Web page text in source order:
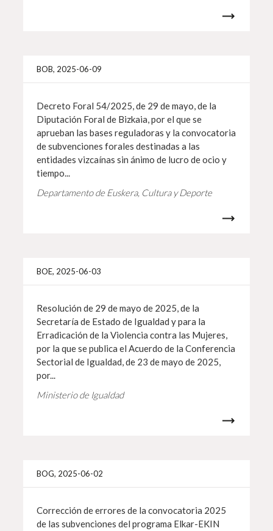
BOB, 2025-06-09
Decreto Foral 54/2025, de 29 de mayo, de la
Diputación Foral de Bizkaia, por el que se
aprueban las bases reguladoras y la convocatoria
de subvenciones forales destinadas a las
entidades vizcaínas sin ánimo de lucro de ocio y
tiempo...
Departamento de Euskera, Cultura y Deporte
BOE, 2025-06-03
Resolución de 29 de mayo de 2025, de la
Secretaría de Estado de Igualdad y para la
Erradicación de la Violencia contra las Mujeres,
por la que se publica el Acuerdo de la Conferencia
Sectorial de Igualdad, de 23 de mayo de 2025,
por...
Ministerio de Igualdad
BOG, 2025-06-02
Corrección de errores de la convocatoria 2025
de las subvenciones del programa Elkar-EKIN